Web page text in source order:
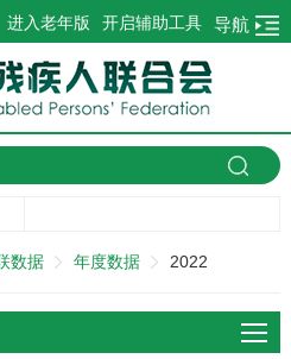
导航
开启辅助工具
进入老年版
数据
年度数据
2022